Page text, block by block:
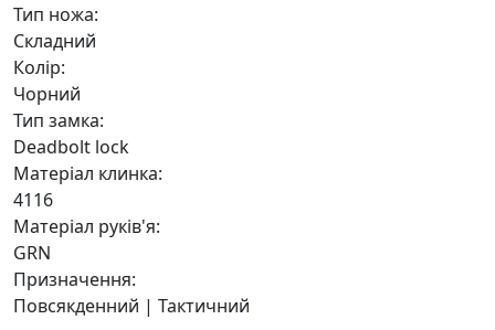
Тип ножа:
Складний
Колір:
Чорний
Тип замка:
Deadbolt lock
Матеріал клинка:
4116
Матеріал руків'я:
GRN
Призначення:
Повсякденний | Тактичний